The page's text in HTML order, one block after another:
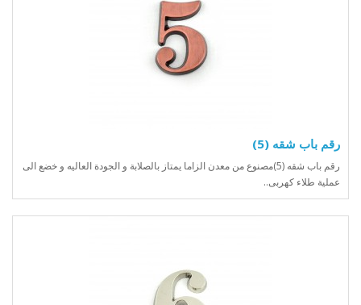
رقم باب شقه (5)
رقم باب شقه (5)مصنوع من معدن الزاما يمتاز بالصلابة و الجودة العاليه و خضع الى
عملية طلاء كهربى..